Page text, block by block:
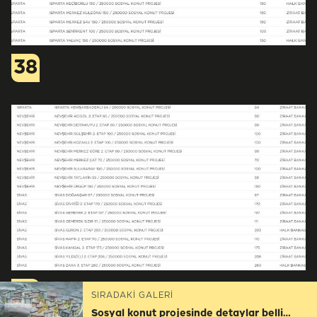
38
39 SIRADAKİ GALERİ
Sosyal konut projesinde detaylar belli oldu, işte kontenjan sayısı açıklanan iller...